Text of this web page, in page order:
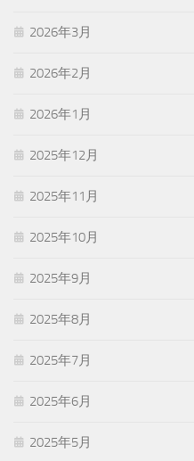
2026年3月
2026年2月
2026年1月
2025年12月
2025年11月
2025年10月
2025年9月
2025年8月
2025年7月
2025年6月
2025年5月